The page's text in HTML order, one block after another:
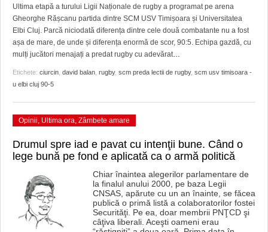
GRĂDINA TAICII DOMNULUI
ZIARISTU’ DE TERASĂ
CU OIŞTEA-N KIERKEGAARD
FINANŢĂRI DE LA A LA Z
PE SURSE
CRONICĂ DE FILM
UNDE MERGEM
FILME DOCUMENTARE
CLIPURI VIDEO
JOCURI ONLINE
ACCIDENTE
ANUNŢURI
INFO SI UTILE
CULTURA
INVATAMANT
JUSTITIE
FILME DOCUMENTARE
CLIPURI VIDEO
JOCURI ONLINE
DIVERSE
Ultima etapă a turului Ligii Naționale de rugby a programat pe arena
Gheorghe Rășcanu partida dintre SCM USV Timișoara și Universitatea
Elbi Cluj. Parcă niciodată diferența dintre cele două combatante nu a fost
așa de mare, de unde și diferența enormă de scor, 90:5. Echipa gazdă, cu
mulți jucători menajați a predat rugby cu adevărat…
Etichete: ciurcin david balan rugby, scm preda lectii de rugby, scm usv timisoara -
u elbi cluj 90-5
Opinii, Ultima ora, Zâmbete amare
Drumul spre iad e pavat cu intenţii bune. Când o
lege bună pe fond e aplicată ca o armă politică
Chiar înaintea alegerilor parlamentare de
la finalul anului 2000, pe baza Legii
CNSAS, apărute cu un an înainte, se făcea
publică o primă listă a colaboratorilor fostei
Securităţi. Pe ea, doar membrii PNŢCD şi
câţiva liberali. Aceşti oameni erau